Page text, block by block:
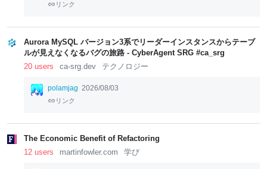
リンク
Aurora MySQL バージョン3系でリーダーインスタンスからテーブ
ルが見えなくなるバグの旅路 - CyberAgent SRG #ca_srg
20 users
ca-srg.dev テクノロジー
polamjag 2026/08/03
リンク
The Economic Benefit of Refactoring
12 users
martinfowler.com 学び